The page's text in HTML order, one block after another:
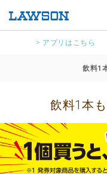
> アプリはこちら
飲料1
飲料1本